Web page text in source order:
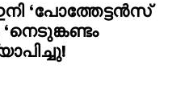
‘പോത്തേട്ടൻസ്